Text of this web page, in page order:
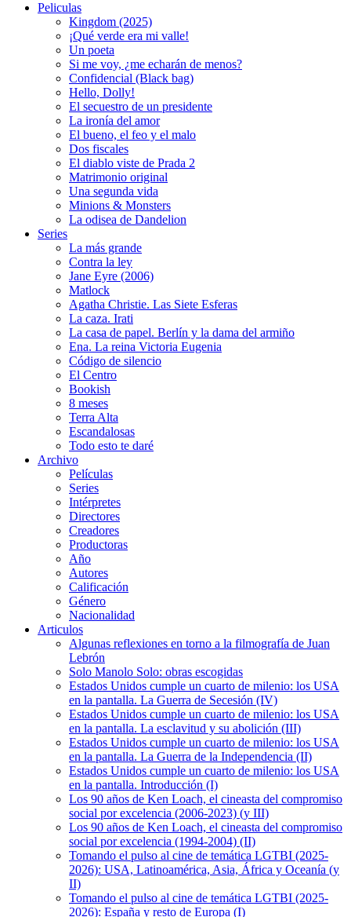
Peliculas
Kingdom (2025)
¡Qué verde era mi valle!
Un poeta
Si me voy, ¿me echarán de menos?
Confidencial (Black bag)
Hello, Dolly!
El secuestro de un presidente
La ironía del amor
El bueno, el feo y el malo
Dos fiscales
El diablo viste de Prada 2
Matrimonio original
Una segunda vida
Minions & Monsters
La odisea de Dandelion
Series
La más grande
Contra la ley
Jane Eyre (2006)
Matlock
Agatha Christie. Las Siete Esferas
La caza. Irati
La casa de papel. Berlín y la dama del armiño
Ena. La reina Victoria Eugenia
Código de silencio
El Centro
Bookish
8 meses
Terra Alta
Escandalosas
Todo esto te daré
Archivo
Películas
Series
Intérpretes
Directores
Creadores
Productoras
Año
Autores
Calificación
Género
Nacionalidad
Articulos
Algunas reflexiones en torno a la filmografía de Juan
Lebrón
Solo Manolo Solo: obras escogidas
Estados Unidos cumple un cuarto de milenio: los USA
en la pantalla. La Guerra de Secesión (IV)
Estados Unidos cumple un cuarto de milenio: los USA
en la pantalla. La esclavitud y su abolición (III)
Estados Unidos cumple un cuarto de milenio: los USA
en la pantalla. La Guerra de la Independencia (II)
Estados Unidos cumple un cuarto de milenio: los USA
en la pantalla. Introducción (I)
Los 90 años de Ken Loach, el cineasta del compromiso
social por excelencia (2006-2023) (y III)
Los 90 años de Ken Loach, el cineasta del compromiso
social por excelencia (1994-2004) (II)
Tomando el pulso al cine de temática LGTBI (2025-
2026): USA, Latinoamérica, Asia, África y Oceanía (y
II)
Tomando el pulso al cine de temática LGTBI (2025-
2026): España y resto de Europa (I)